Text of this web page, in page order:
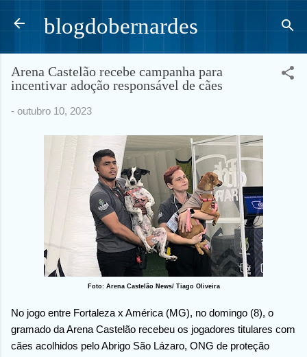
Pular para o conteúdo principal
blogdobernardes
Arena Castelão recebe campanha para
incentivar adoção responsável de cães
- outubro 10, 2023
Foto: Arena Castelão News/ Tiago Oliveira
No jogo entre Fortaleza x América (MG), no domingo (8), o
gramado da Arena Castelão recebeu os jogadores titulares com
cães acolhidos pelo Abrigo São Lázaro, ONG de proteção